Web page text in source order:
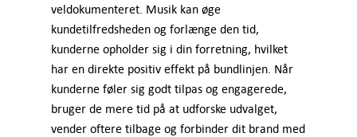
veldokumenteret. Musik kan øge
kundetilfredsheden og forlænge den tid,
kunderne opholder sig i din forretning, hvilket
har en direkte positiv effekt på bundlinjen. Når
kunderne føler sig godt tilpas og engagerede,
bruger de mere tid på at udforske udvalget,
vender oftere tilbage og forbinder dit brand med